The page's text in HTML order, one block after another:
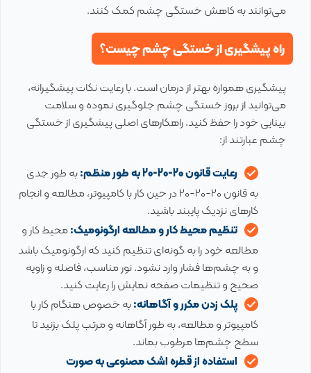
می‌توانند به کاهش خستگی چشم کمک کنند.
راه پیشگیری از خستگی چشم چیست؟
پیشگیری همواره بهتر از درمان است. با رعایت نکات پیشگیرانه،
می‌توانید از بروز خستگی چشم جلوگیری نموده و سلامت
بینایی خود را حفظ کنید. راهکارهای اصلی پیشگیری از خستگی
چشم عبارتند از:
رعایت قانون 20-20-20 به طور منظم:
به طور جدی
به قانون 20-20-20 در حین کار با کامپیوتر، مطالعه و انجام
کارهای نزدیک پایبند باشید.
تنظیم محیط کار و مطالعه ارگونومیک:محیط کار و
مطالعه خود را به گونه‌ای تنظیم کنید که ارگونومیک باشد
و به چشم‌ها فشار وارد نشود. نور مناسب، فاصله و زاویه
صحیح و تنظیمات صفحه نمایش را رعایت کنید.
پلک زدن مکرر و آگاهانه:به خصوص هنگام کار با
کامپیوتر و مطالعه، به طور آگاهانه و مرتب پلک بزنید تا
سطح چشم‌ها مرطوب بماند.
استفاده از قطره اشک مصنوعی به صورت